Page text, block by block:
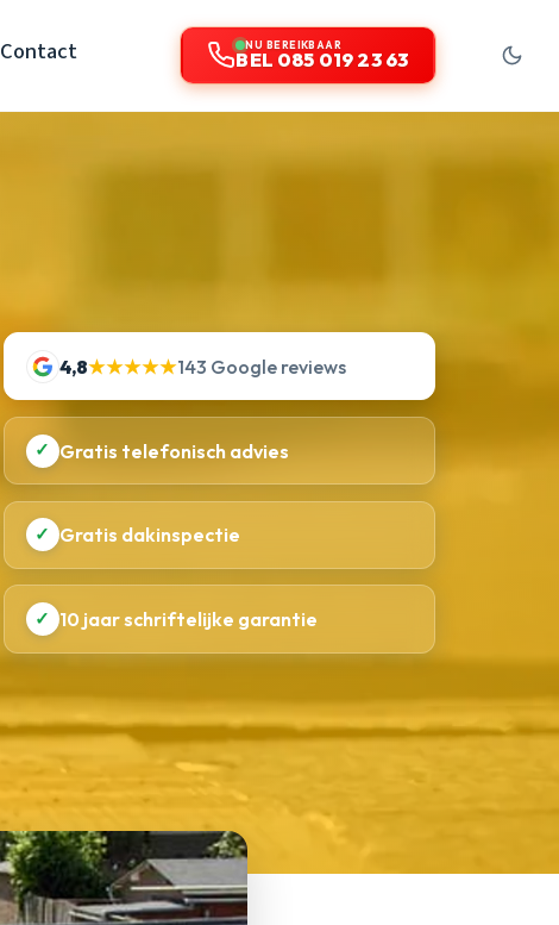
Contact NU BEREIKBAAR
BEL 085 019 23 63
4,8★★★★★143 Google reviews
✓ Gratis telefonisch advies
✓ Gratis dakinspectie
✓ 10 jaar schriftelijke garantie